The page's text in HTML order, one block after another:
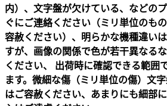
内）、文字盤が欠けている、などの
ぐにご連絡ください（ミリ単位のも
容赦ください）、明らかな機種違い
すが、画像の関係で色が若干異なる
ください、 出荷時に確認できる範囲
ます。微細な傷（ミリ単位の傷）文
はご容赦ください、あまりにも細部